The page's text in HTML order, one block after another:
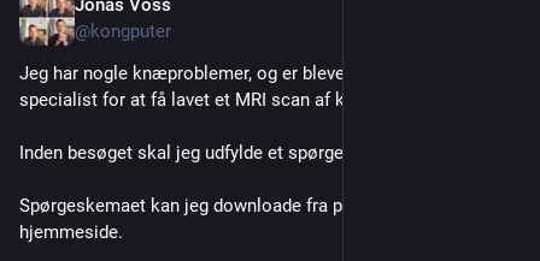
Jonas Voss
@kongputer
Jeg har nogle knæproblemer, og er blevet henvist til en
specialist for at få lavet et MRI scan af knæet.
Inden besøget skal jeg udfylde et spørgeskema.
Spørgeskemaet kan jeg downloade fra privatklinikkens
hjemmeside.